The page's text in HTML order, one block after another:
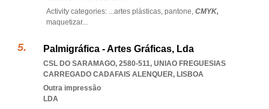
Activity categories: ...artes plásticas, pantone, CMYK,
maquetizar...
Palmigráfica - Artes Gráficas, Lda
CSL DO SARAMAGO, 2580-511, UNIAO FREGUESIAS
CARREGADO CADAFAIS ALENQUER, LISBOA
Outra impressão
LDA